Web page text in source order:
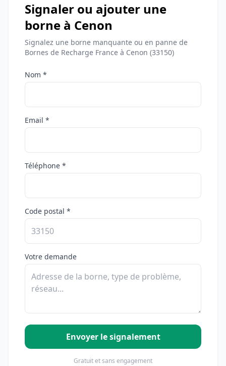
Signaler ou ajouter une
borne à Cenon
Signalez une borne manquante ou en panne de
Bornes de Recharge France à Cenon (33150)
Nom *
Email *
Téléphone *
Code postal *
Votre demande
Envoyer le signalement
Gratuit et sans engagement